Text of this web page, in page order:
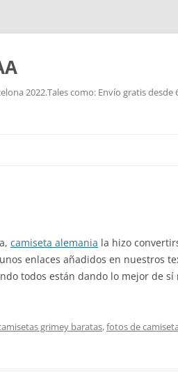
2022.Tales como: Envío gratis desde
camiseta alemania la hizo
enlaces añadidos en nuestros
todos están dando lo mejor de sí
grimey baratas,fotos de